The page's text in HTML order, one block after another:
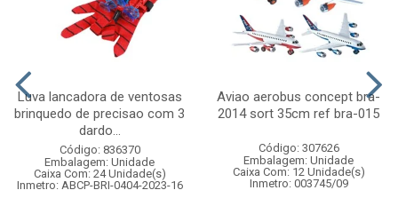
Luva lancadora de ventosas
brinquedo de precisao com 3
dardo...
Código: 836370
Embalagem: Unidade
Caixa Com: 24 Unidade(s)
Inmetro: ABCP-BRI-0404-2023-16
Aviao aerobus concept bra-
2014 sort 35cm ref bra-015
Código: 307626
Embalagem: Unidade
Caixa Com: 12 Unidade(s)
Inmetro: 003745/09